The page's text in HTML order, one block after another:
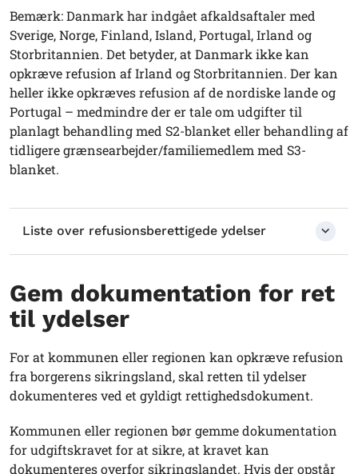
Bemærk: Danmark har indgået afkaldsaftaler med
Sverige, Norge, Finland, Island, Portugal, Irland og
Storbritannien. Det betyder, at Danmark ikke kan
opkræve refusion af Irland og Storbritannien. Der kan
heller ikke opkræves refusion af de nordiske lande og
Portugal – medmindre der er tale om udgifter til
planlagt behandling med S2-blanket eller behandling af
tidligere grænsearbejder/familiemedlem med S3-
blanket.
Liste over refusionsberettigede ydelser
Gem dokumentation for ret
til ydelser
For at kommunen eller regionen kan opkræve refusion
fra borgerens sikringsland, skal retten til ydelser
dokumenteres ved et gyldigt rettighedsdokument.
Kommunen eller regionen bør gemme dokumentation
for udgiftskravet for at sikre, at kravet kan
dokumenteres overfor sikringslandet. Hvis der opstår